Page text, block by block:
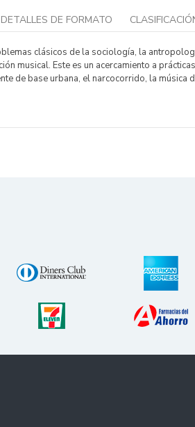
clásicos de la sociología, la
musical. Este es un acercamiento a
de base urbana, el narcocorrido, la
DETALLES DE FORMATO